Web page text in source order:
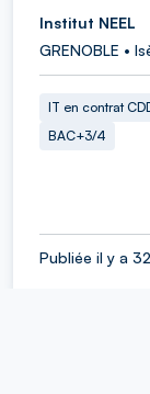
Institut NEEL
GRENOBLE •
IT en contrat
BAC+3/4
Publiée il y a